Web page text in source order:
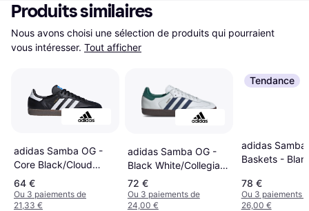
Produits similaires
Nous avons choisi une sélection de produits qui pourraient
vous intéresser. Tout afficher
adidas Samba OG -
Core Black/Cloud
White/Gum5
64 €
Ou 3 paiements de
21,33 €
adidas Samba OG -
Black White/Collegiate
Green/Active Green
72 €
Ou 3 paiements de
24,00 €
Tendance
adidas Samba
Baskets -
78 €
Ou 3 paiements
26,00 €